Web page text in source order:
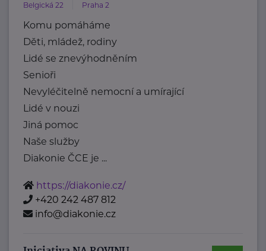
Belgická 22 Praha 2
Komu pomáháme
Děti, mládež, rodiny
Lidé se znevýhodněním
Senioři
Nevyléčitelně nemocní a umírající
Lidé v nouzi
Jiná pomoc
Naše služby
Diakonie ČCE je ...
https://diakonie.cz/
+420 242 487 812
info@diakonie.cz